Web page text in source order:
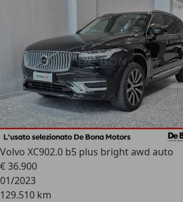
Volvo XC902.0 b5 plus bright awd auto
€ 36.900
01/2023
129.510 km